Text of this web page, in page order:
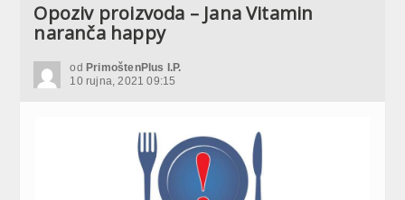
Opoziv proizvoda – Jana Vitamin
naranča happy
od PrimoštenPlus I.P.
10 rujna, 2021 09:15